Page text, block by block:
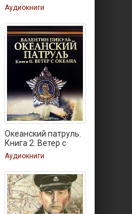
Аудиокниги
Океанский патруль.
Книга 2. Ветер с
Аудиокниги